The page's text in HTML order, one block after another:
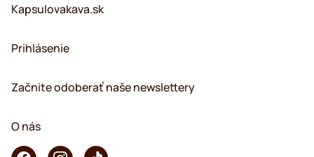
Kapsulovakava.sk
Prihlásenie
Začnite odoberať naše newslettery
O nás